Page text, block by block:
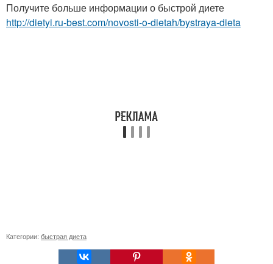
Получите больше информации о быстрой диете
http://dietyi.ru-best.com/novosti-o-dietah/bystraya-dieta
Категории: быстрая диета